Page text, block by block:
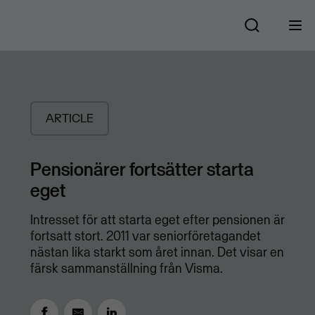
ARTICLE
Pensionärer fortsätter starta
eget
Intresset för att starta eget efter pensionen är
fortsatt stort. 2011 var seniorföretagandet
nästan lika starkt som året innan. Det visar en
färsk sammanställning från Visma.